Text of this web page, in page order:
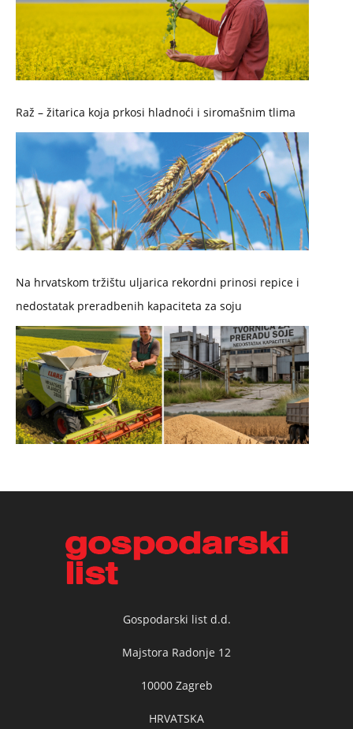
Raž – žitarica koja prkosi hladnoći i siromašnim tlima
Na hrvatskom tržištu uljarica rekordni prinosi repice i
nedostatak preradbenih kapaciteta za soju
Gospodarski list d.d.
Majstora Radonje 12
10000 Zagreb
HRVATSKA